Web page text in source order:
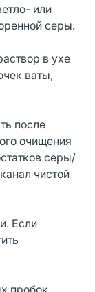
или
серы.
в ухе
ваты,
после
очищения
серы/
чистой
Если
пробок,